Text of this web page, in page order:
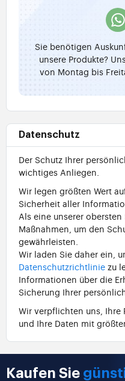
Sie benötigen
unsere Produkte?
von Montag bis
Datenschutz
Der Schutz Ihrer
wichtiges Anliegen.
Wir legen größten Wert
Sicherheit aller
Als eine unserer
Maßnahmen, um den
gewährleisten.
Wir laden Sie daher ein,
Datenschutzrichtlinie zu
Informationen über die
Sicherung Ihrer
Wir verpflichten uns, Ihre
und Ihre Daten mit
Kaufen Sie